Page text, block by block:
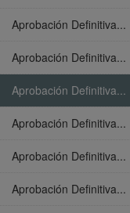
Aprobación Definitiva...
Aprobación Definitiva...
Aprobación Definitiva...
Aprobación Definitiva...
Aprobación Definitiva...
Aprobación Definitiva...